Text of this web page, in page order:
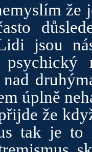
že
jsou
psychický
úplně
že
tak je